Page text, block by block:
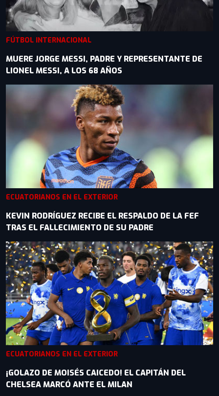
FÚTBOL INTERNACIONAL
MUERE JORGE MESSI, PADRE Y REPRESENTANTE DE
LIONEL MESSI, A LOS 68 AÑOS
ECUATORIANOS EN EL EXTERIOR
KEVIN RODRÍGUEZ RECIBE EL RESPALDO DE LA FEF
TRAS EL FALLECIMIENTO DE SU PADRE
ECUATORIANOS EN EL EXTERIOR
¡GOLAZO DE MOISÉS CAICEDO! EL CAPITÁN DEL
CHELSEA MARCÓ ANTE EL MILAN